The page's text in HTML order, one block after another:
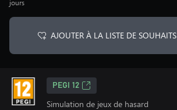
jours
AJOUTER À LA LISTE DE SOUHAITS
PEGI 12
Simulation de jeux de hasard